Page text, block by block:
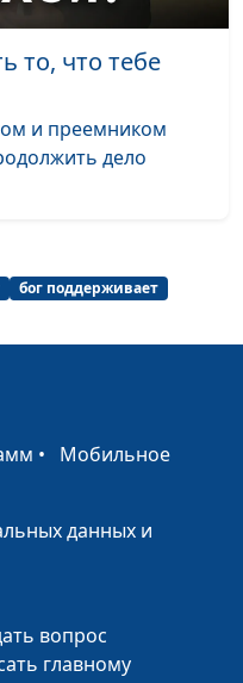
Дедов,
Дедов,
то, что тебе
и преемником
дело
бог поддерживает
• Мобильное
данных и
вопрос
главному